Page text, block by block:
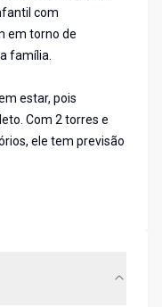
com
em torno de
família.
estar, pois
Com 2 torres e
ele tem previsão